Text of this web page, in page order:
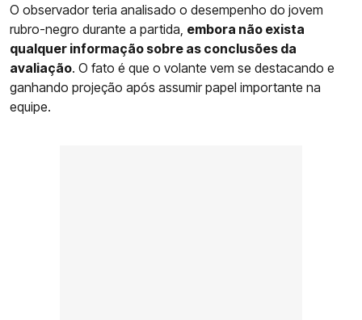
O observador teria analisado o desempenho do jovem
rubro-negro durante a partida, embora não exista
qualquer informação sobre as conclusões da
avaliação. O fato é que o volante vem se destacando e
ganhando projeção após assumir papel importante na
equipe.